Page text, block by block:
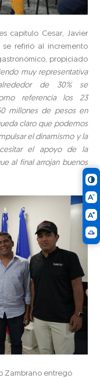
capitulo Cesar, Javier
refirió al incremento
propiciado
muy representativa
de 30% se
referencia los 23
millones de pesos en
claro que podemos
el dinamismo y la
el apoyo de la
al final arrojan buenos
Zambrano entregó